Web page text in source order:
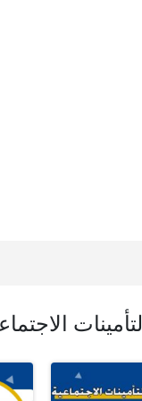
التأمينات